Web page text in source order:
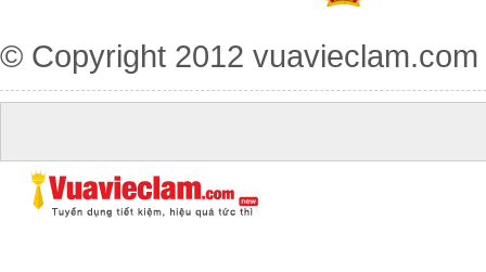
© Copyright 2012 vuavieclam.com